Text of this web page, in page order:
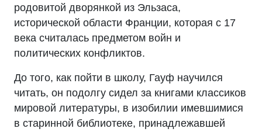
родовитой дворянкой из Эльзаса,
исторической области Франции, которая с 17
века считалась предметом войн и
политических конфликтов.
До того, как пойти в школу, Гауф научился
читать, он подолгу сидел за книгами классиков
мировой литературы, в изобилии имевшимися
в старинной библиотеке, принадлежавшей